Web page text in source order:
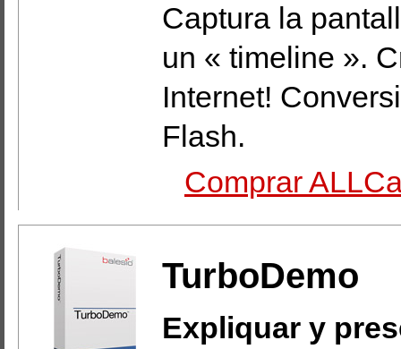
Captura la
un « timeline ».
Internet!
Flash.
Comprar
TurboDemo
Expliquar y